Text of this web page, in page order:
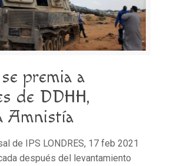
premia a
de DDHH,
Amnistía
de IPS LONDRES, 17 feb 2021
después del levantamiento